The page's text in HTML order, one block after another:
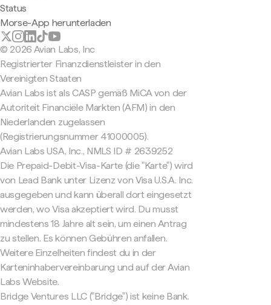
Status
Morse-App herunterladen
© 2026 Avian Labs, Inc
Registrierter Finanzdienstleister in den
Vereinigten Staaten
Avian Labs ist als CASP gemäß MiCA von der
Autoriteit Financiële Markten (AFM) in den
Niederlanden zugelassen
(Registrierungsnummer 41000005).
Avian Labs USA, Inc., NMLS ID # 2639252
Die Prepaid-Debit-Visa-Karte (die "Karte") wird
von Lead Bank unter Lizenz von Visa U.S.A. Inc.
ausgegeben und kann überall dort eingesetzt
werden, wo Visa akzeptiert wird. Du musst
mindestens 18 Jahre alt sein, um einen Antrag
zu stellen. Es können Gebühren anfallen.
Weitere Einzelheiten findest du in der
Karteninhabervereinbarung und auf der Avian
Labs Website.
Bridge Ventures LLC ("Bridge") ist keine Bank.